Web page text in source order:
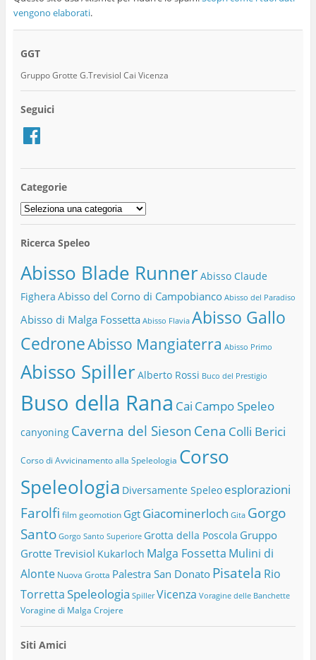
vengono elaborati.
GGT
Gruppo Grotte G.Trevisiol Cai Vicenza
Seguici
Facebook
Categorie
Categorie
Ricerca Speleo
Abisso Blade RunnerAbisso Claude
Fighera Abisso del Corno di Campobianco Abisso del Paradiso
Abisso di Malga Fossetta Abisso Flavia Abisso Gallo
CedroneAbisso Mangiaterra Abisso Primo
Abisso SpillerAlberto Rossi Buco del Prestigio
Buso della Rana Cai Campo Speleo
canyoning Caverna del Sieson Cena Colli Berici
Corso di Avvicinamento alla Speleologia Corso
Speleologia Diversamente Speleo esplorazioni
Farolfi film geomotion Ggt Giacominerloch Gita Gorgo
Santo Gorgo Santo Superiore Grotta della Poscola Gruppo
Grotte Trevisiol Kukarloch Malga Fossetta Mulini di
Alonte Nuova Grotta Palestra San Donato Pisatela Rio
TorrettaSpeleologia Spiller Vicenza Voragine delle Banchette
Voragine di Malga Crojere
Siti Amici